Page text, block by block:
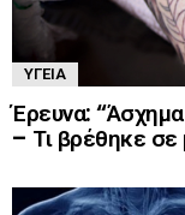
ΥΓΕΊΑ
Έρευνα:
– Τι βρέθηκε σε